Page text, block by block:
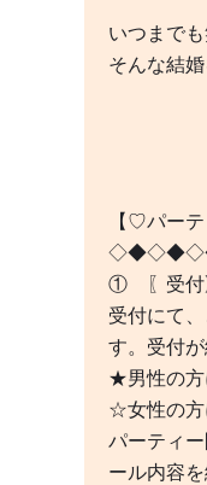
いつまで
そんな結
【♡パー
① 〖受付
受付にて
す。受付
★男性の方
☆女性の方
パーティ
ール内容